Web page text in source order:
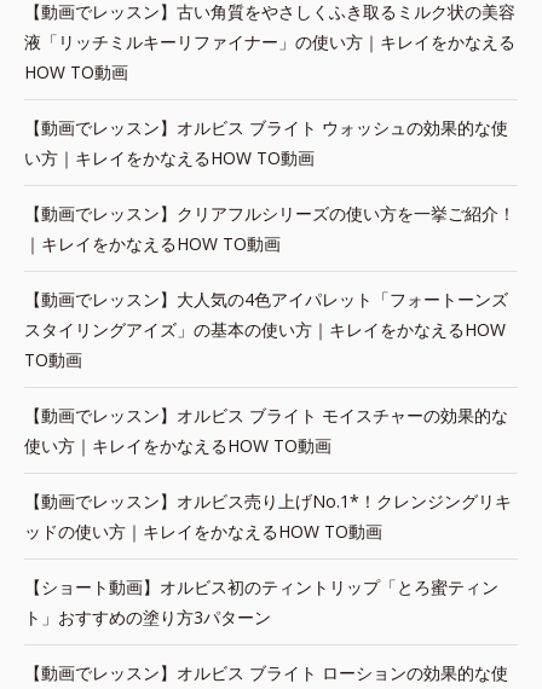
【動画でレッスン】古い角質をやさしくふき取るミルク状の美容
液「リッチミルキーリファイナー」の使い方｜キレイをかなえる
HOW TO動画
【動画でレッスン】オルビス ブライト ウォッシュの効果的な使
い方｜キレイをかなえるHOW TO動画
【動画でレッスン】クリアフルシリーズの使い方を一挙ご紹介！
｜キレイをかなえるHOW TO動画
【動画でレッスン】大人気の4色アイパレット「フォートーンズ
スタイリングアイズ」の基本の使い方｜キレイをかなえるHOW
TO動画
【動画でレッスン】オルビス ブライト モイスチャーの効果的な
使い方｜キレイをかなえるHOW TO動画
【動画でレッスン】オルビス売り上げNo.1*！クレンジングリキ
ッドの使い方｜キレイをかなえるHOW TO動画
【ショート動画】オルビス初のティントリップ「とろ蜜ティン
ト」おすすめの塗り方3パターン
【動画でレッスン】オルビス ブライト ローションの効果的な使